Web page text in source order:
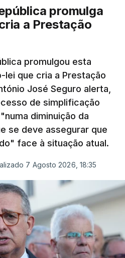
promulga
a Prestação
promulgou esta
que cria a Prestação
José Seguro alerta,
de simplificação
diminuição da
se deve assegurar que
face à situação atual.
7 Agosto 2026, 18:35